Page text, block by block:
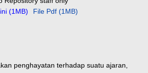
(1MB)
File Pdf (1MB)
penghayatan terhadap suatu ajaran,